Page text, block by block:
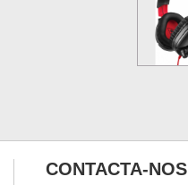
CONTACTA-NOS